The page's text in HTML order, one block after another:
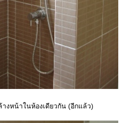
งหน้าในห้องเดียวกัน (อีกแล้ว)